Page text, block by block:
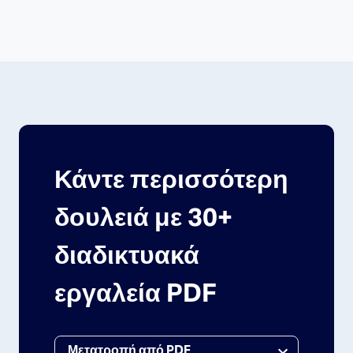
Κάντε περισσότερη
δουλειά με 30+
διαδικτυακά
εργαλεία PDF